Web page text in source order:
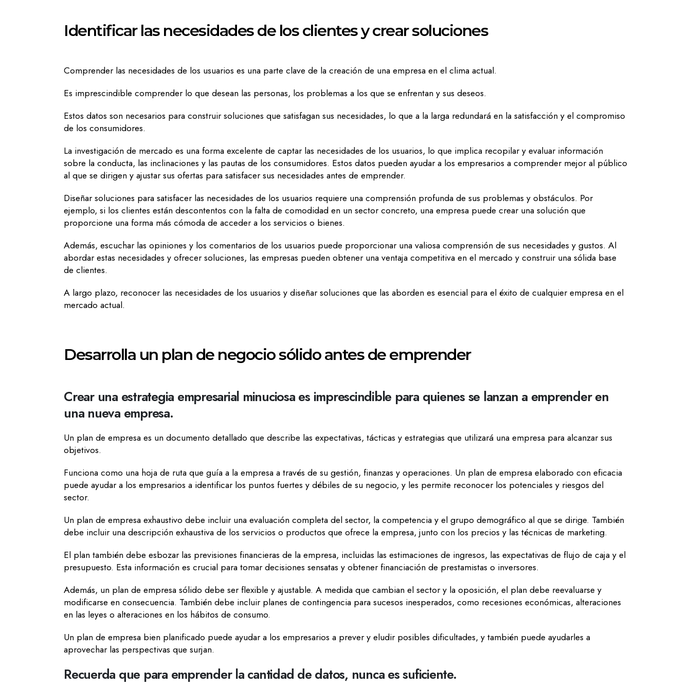
Identificar las necesidades de los clientes y crear soluciones
Comprender las necesidades de los usuarios es una parte clave de la creación de una empresa en el clima actual.
Es imprescindible comprender lo que desean las personas, los problemas a los que se enfrentan y sus deseos.
Estos datos son necesarios para construir soluciones que satisfagan sus necesidades, lo que a la larga redundará en la satisfacción y el compromiso
de los consumidores.
La investigación de mercado es una forma excelente de captar las necesidades de los usuarios, lo que implica recopilar y evaluar información
sobre la conducta, las inclinaciones y las pautas de los consumidores. Estos datos pueden ayudar a los empresarios a comprender mejor al público
al que se dirigen y ajustar sus ofertas para satisfacer sus necesidades antes de emprender.
Diseñar soluciones para satisfacer las necesidades de los usuarios requiere una comprensión profunda de sus problemas y obstáculos. Por
ejemplo, si los clientes están descontentos con la falta de comodidad en un sector concreto, una empresa puede crear una solución que
proporcione una forma más cómoda de acceder a los servicios o bienes.
Además, escuchar las opiniones y los comentarios de los usuarios puede proporcionar una valiosa comprensión de sus necesidades y gustos. Al
abordar estas necesidades y ofrecer soluciones, las empresas pueden obtener una ventaja competitiva en el mercado y construir una sólida base
de clientes.
A largo plazo, reconocer las necesidades de los usuarios y diseñar soluciones que las aborden es esencial para el éxito de cualquier empresa en el
mercado actual.
Desarrolla un plan de negocio sólido antes de emprender
Crear una estrategia empresarial minuciosa es imprescindible para quienes se lanzan a emprender en
una nueva empresa.
Un plan de empresa es un documento detallado que describe las expectativas, tácticas y estrategias que utilizará una empresa para alcanzar sus
objetivos.
Funciona como una hoja de ruta que guía a la empresa a través de su gestión, finanzas y operaciones. Un plan de empresa elaborado con eficacia
puede ayudar a los empresarios a identificar los puntos fuertes y débiles de su negocio, y les permite reconocer los potenciales y riesgos del
sector.
Un plan de empresa exhaustivo debe incluir una evaluación completa del sector, la competencia y el grupo demográfico al que se dirige. También
debe incluir una descripción exhaustiva de los servicios o productos que ofrece la empresa, junto con los precios y las técnicas de marketing.
El plan también debe esbozar las previsiones financieras de la empresa, incluidas las estimaciones de ingresos, las expectativas de flujo de caja y el
presupuesto. Esta información es crucial para tomar decisiones sensatas y obtener financiación de prestamistas o inversores.
Además, un plan de empresa sólido debe ser flexible y ajustable. A medida que cambian el sector y la oposición, el plan debe reevaluarse y
modificarse en consecuencia. También debe incluir planes de contingencia para sucesos inesperados, como recesiones económicas, alteraciones
en las leyes o alteraciones en los hábitos de consumo.
Un plan de empresa bien planificado puede ayudar a los empresarios a prever y eludir posibles dificultades, y también puede ayudarles a
aprovechar las perspectivas que surjan.
Recuerda que para emprender la cantidad de datos, nunca es suficiente.